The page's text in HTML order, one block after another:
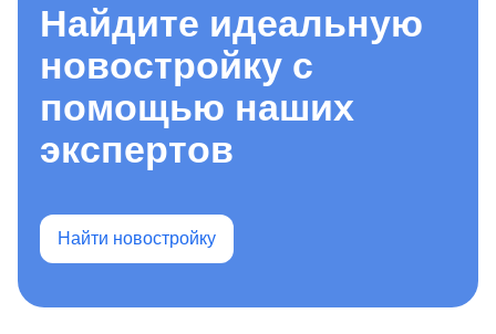
Найдите идеальную
новостройку с
помощью наших
экспертов
Найти новостройку